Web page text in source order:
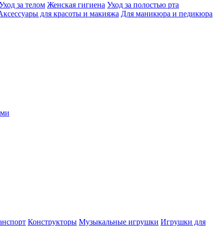
за телом Женская гигиена Уход за полостью рта
для красоты и макияжа Для маникюра и педикюра
Конструкторы Музыкальные игрушки Игрушки для